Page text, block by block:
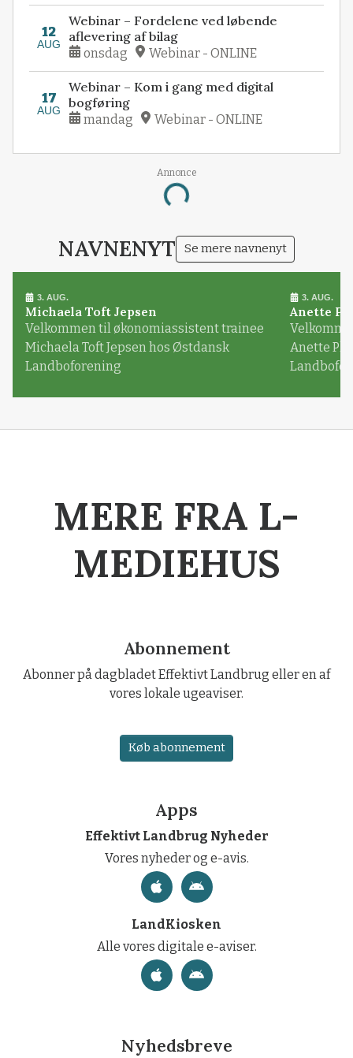
12
AUG
Webinar – Fordelene ved løbende
aflevering af bilag
onsdag Webinar - ONLINE
17
AUG
Webinar – Kom i gang med digital
bogføring
mandag Webinar - ONLINE
Annonce
Loading...
NAVNENYT Se mere navnenyt
3. AUG.
Michaela Toft Jepsen
Velkommen til økonomiassistent trainee
Michaela Toft Jepsen hos Østdansk
Landboforening
3. AUG.
Anette
Anette
MERE FRA L-
MEDIEHUS
Abonnement
Abonner på dagbladet Effektivt Landbrug eller en af
vores lokale ugeaviser.
Køb abonnement
Apps
Effektivt Landbrug Nyheder
Vores nyheder og e-avis.
LandKiosken
Alle vores digitale e-aviser.
Nyhedsbreve